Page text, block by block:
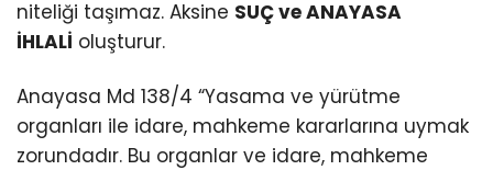
niteliği taşımaz. Aksine SUÇ ve ANAYASA
İHLALİ oluşturur.
Anayasa Md 138/4 “Yasama ve yürütme
organları ile idare, mahkeme kararlarına uymak
zorundadır. Bu organlar ve idare, mahkeme